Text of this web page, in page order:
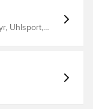
de sværeste
Uhlsport,